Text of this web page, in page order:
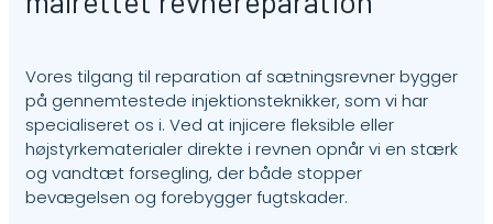
Vores tilgang til reparation af sætningsrevner bygger
på gennemtestede injektionsteknikker, som vi har
specialiseret os i. Ved at injicere fleksible eller
højstyrkematerialer direkte i revnen opnår vi en stærk
og vandtæt forsegling, der både stopper
bevægelsen og forebygger fugtskader.